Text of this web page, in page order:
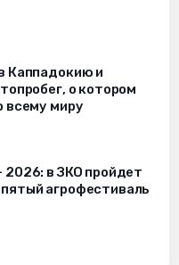
Каппадокию и
о котором
всему миру
2026: в ЗКО пройдет
агрофестиваль